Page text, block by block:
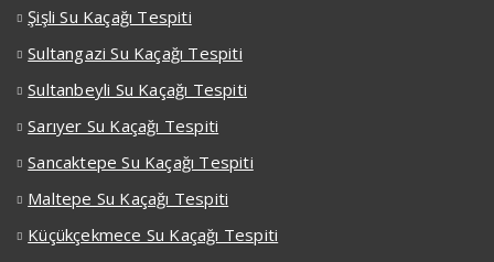
Şişli Su Kaçağı Tespiti
Sultangazi Su Kaçağı Tespiti
Sultanbeyli Su Kaçağı Tespiti
Sarıyer Su Kaçağı Tespiti
Sancaktepe Su Kaçağı Tespiti
Maltepe Su Kaçağı Tespiti
Küçükçekmece Su Kaçağı Tespiti